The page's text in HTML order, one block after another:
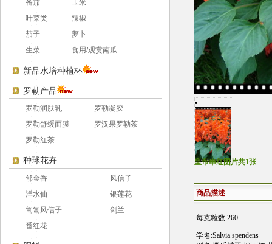
番茄
玉米
叶菜类
辣椒
茄子
萝卜
生菜
食用/观赏南瓜
新品水培种植杯
罗勒产品
罗勒润肤乳
罗勒凝胶
罗勒舒缓面膜
罗汉果罗勒茶
罗勒红茶
种球花卉
郁金香
风信子
洋水仙
银莲花
匍匐风信子
剑兰
番红花
皇帝串红图片共1张
商品描述
每克粒数:260
学名:Salvia spendens